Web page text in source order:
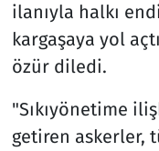
ilanıyla halkı
kargaşaya yol
özür diledi.
"Sıkıyönetime
getiren askerler,